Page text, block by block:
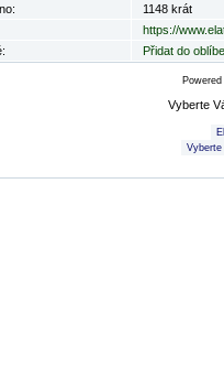
1148 krát
https://
Přidat do
Vyberte